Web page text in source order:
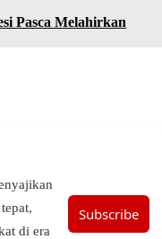
Pasca Melahirkan
di era
Subscribe